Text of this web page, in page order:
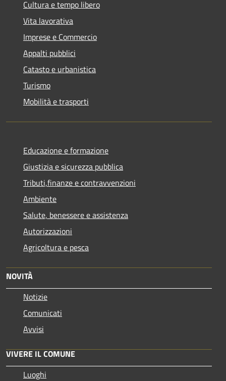
Cultura e tempo libero
Vita lavorativa
Imprese e Commercio
Appalti pubblici
Catasto e urbanistica
Turismo
Mobilità e trasporti
Educazione e formazione
Giustizia e sicurezza pubblica
Tributi,finanze e contravvenzioni
Ambiente
Salute, benessere e assistenza
Autorizzazioni
Agricoltura e pesca
NOVITÀ
Notizie
Comunicati
Avvisi
VIVERE IL COMUNE
Luoghi